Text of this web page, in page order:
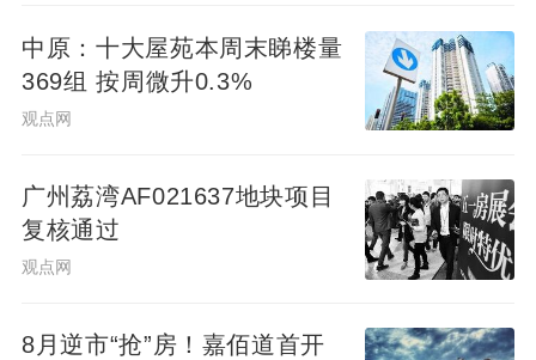
中原：十大屋苑本周末睇楼量
369组 按周微升0.3%
观点网
广州荔湾AF021637地块项目
复核通过
观点网
8月逆市“抢”房！嘉佰道首开